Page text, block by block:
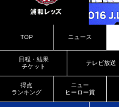
TOP ニュース
日程・結果
チケット
テレビ放送
得点
ランキング
ニュー
ヒーロー賞